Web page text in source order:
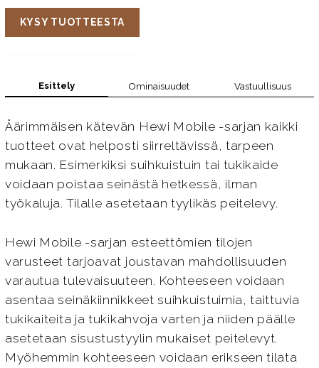
KYSY TUOTTEESTA
Esittely Ominaisuudet Vastuullisuus
Äärimmäisen kätevän Hewi Mobile -sarjan kaikki
tuotteet ovat helposti siirreltävissä, tarpeen
mukaan. Esimerkiksi suihkuistuin tai tukikaide
voidaan poistaa seinästä hetkessä, ilman
työkaluja. Tilalle asetetaan tyylikäs peitelevy.
Hewi Mobile -sarjan esteettömien tilojen
varusteet tarjoavat joustavan mahdollisuuden
varautua tulevaisuuteen. Kohteeseen voidaan
asentaa seinäkiinnikkeet suihkuistuimia, taittuvia
tukikaiteita ja tukikahvoja varten ja niiden päälle
asetetaan sisustustyylin mukaiset peitelevyt.
Myöhemmin kohteeseen voidaan erikseen tilata